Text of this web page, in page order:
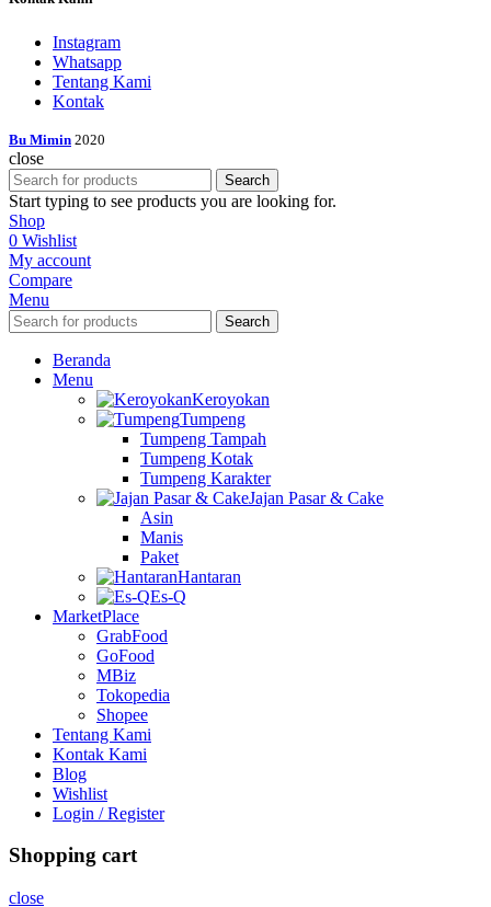
Instagram
Whatsapp
Tentang Kami
Kontak
Bu Mimin 2020
close
Search
Start typing to see products you are looking for.
Shop
0 Wishlist
My account
Compare
Menu
Search
Beranda
Menu
Keroyokan
Tumpeng
Tumpeng Tampah
Tumpeng Kotak
Tumpeng Karakter
Jajan Pasar & Cake
Asin
Manis
Paket
Hantaran
Es-Q
MarketPlace
GrabFood
GoFood
MBiz
Tokopedia
Shopee
Tentang Kami
Kontak Kami
Blog
Wishlist
Login / Register
Shopping cart
close